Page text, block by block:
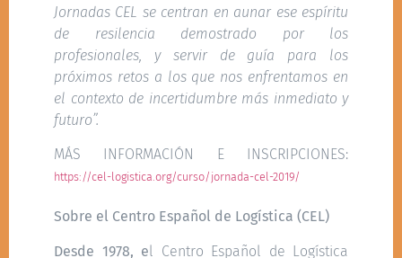
Jornadas CEL se centran en aunar ese espíritu
de resilencia demostrado por los
profesionales, y servir de guía para los
próximos retos a los que nos enfrentamos en
el contexto de incertidumbre más inmediato y
futuro”.
MÁS INFORMACIÓN E INSCRIPCIONES:
https://cel-logistica.org/curso/jornada-cel-2019/
Sobre el Centro Español de Logística (CEL)
Desde 1978, el Centro Español de Logística